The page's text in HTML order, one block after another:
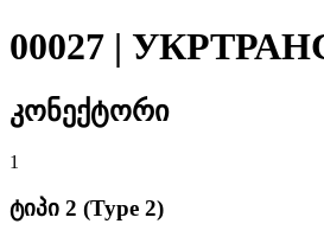
00027 |
კონექტორი
1
ტიპი 2 (Type 2)